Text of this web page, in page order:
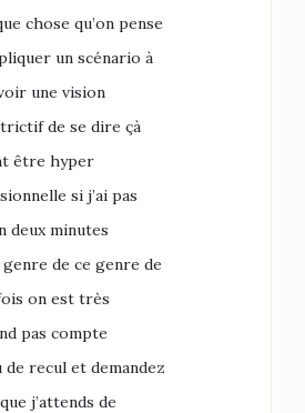
chose qu’on pense
un scénario à
une vision
de se dire çà
être hyper
si j’ai pas
deux minutes
de ce genre de
on est très
pas compte
recul et demandez
j’attends de